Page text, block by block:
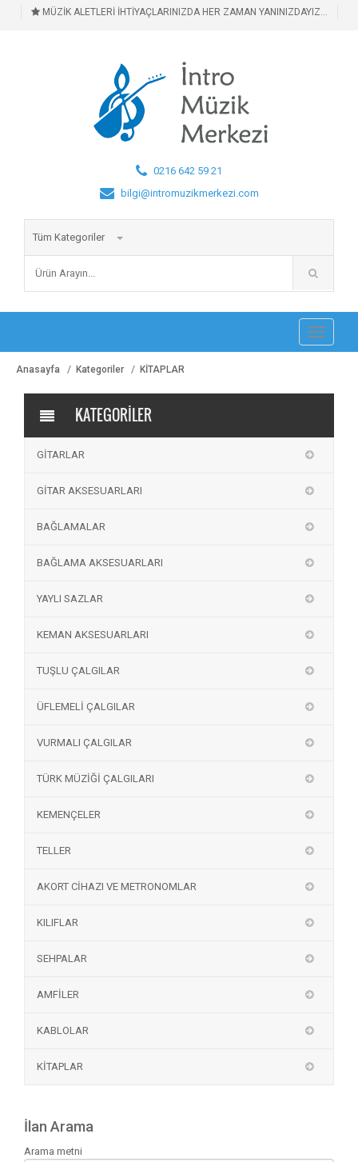
MÜZİK ALETLERİ İHTİYAÇLARINIZDA HER ZAMAN YANINIZDAYIZ...
0216 642 59 21
bilgi@intromuzikmerkezi.com
Tüm Kategoriler
Toggle
Anasayfa Kategoriler KİTAPLAR
KATEGORİLER
GİTARLAR
GİTAR AKSESUARLARI
BAĞLAMALAR
BAĞLAMA AKSESUARLARI
YAYLI SAZLAR
KEMAN AKSESUARLARI
TUŞLU ÇALGILAR
ÜFLEMELİ ÇALGILAR
VURMALI ÇALGILAR
TÜRK MÜZİĞİ ÇALGILARI
KEMENÇELER
TELLER
AKORT CİHAZI VE METRONOMLAR
KILIFLAR
SEHPALAR
AMFİLER
KABLOLAR
KİTAPLAR
İlan Arama
Arama metni